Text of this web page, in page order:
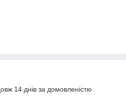
14 днів за домовленістю